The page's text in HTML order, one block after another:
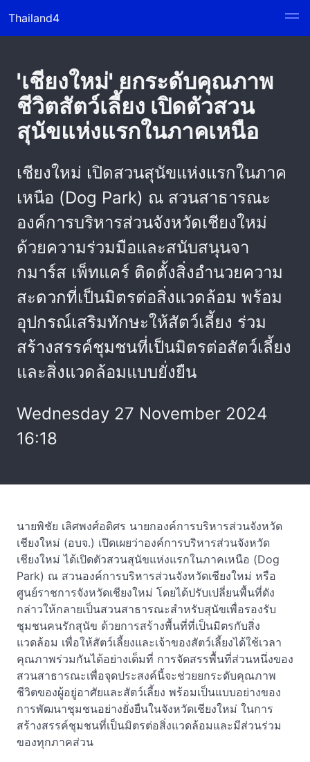
Thailand4
'เชียงใหม่' ยกระดับคุณภาพ
ชีวิตสัตว์เลี้ยง เปิดตัวสวน
สุนัขแห่งแรกในภาคเหนือ
เชียงใหม่ เปิดสวนสุนัขแห่งแรกในภาค
เหนือ (Dog Park) ณ สวนสาธารณะ
องค์การบริหารส่วนจังหวัดเชียงใหม่
ด้วยความร่วมมือและสนับสนุนจา
กมาร์ส เพ็ทแคร์ ติดตั้งสิ่งอำนวยความ
สะดวกที่เป็นมิตรต่อสิ่งแวดล้อม พร้อม
อุปกรณ์เสริมทักษะให้สัตว์เลี้ยง ร่วม
สร้างสรรค์ชุมชนที่เป็นมิตรต่อสัตว์เลี้ยง
และสิ่งแวดล้อมแบบยั่งยืน
Wednesday 27 November 2024
16:18
นายพิชัย เลิศพงศ์อดิศร นายกองค์การบริหารส่วนจังหวัด
เชียงใหม่ (อบจ.) เปิดเผยว่าองค์การบริหารส่วนจังหวัด
เชียงใหม่ ได้เปิดตัวสวนสุนัขแห่งแรกในภาคเหนือ (Dog
Park) ณ สวนองค์การบริหารส่วนจังหวัดเชียงใหม่ หรือ
ศูนย์ราชการจังหวัดเชียงใหม่ โดยได้ปรับเปลี่ยนพื้นที่ดัง
กล่าวให้กลายเป็นสวนสาธารณะสำหรับสุนัขเพื่อรองรับ
ชุมชนคนรักสุนัข ด้วยการสร้างพื้นที่ที่เป็นมิตรกับสิ่ง
แวดล้อม เพื่อให้สัตว์เลี้ยงและเจ้าของสัตว์เลี้ยงได้ใช้เวลา
คุณภาพร่วมกันได้อย่างเต็มที่ การจัดสรรพื้นที่ส่วนหนึ่งของ
สวนสาธารณะเพื่อจุดประสงค์นี้จะช่วยยกระดับคุณภาพ
ชีวิตของผู้อยู่อาศัยและสัตว์เลี้ยง พร้อมเป็นแบบอย่างของ
การพัฒนาชุมชนอย่างยั่งยืนในจังหวัดเชียงใหม่ ในการ
สร้างสรรค์ชุมชนที่เป็นมิตรต่อสิ่งแวดล้อมและมีส่วนร่วม
ของทุกภาคส่วน